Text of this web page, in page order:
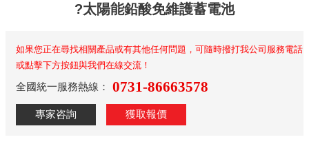
?太陽能鉛酸免維護蓄電池
如果您正在尋找相關產品或有其他任何問題，可隨時撥打我公司服務電話
或點擊下方按鈕與我們在線交流！
全國統一服務熱線： 0731-86663578
專家咨詢 獲取報價